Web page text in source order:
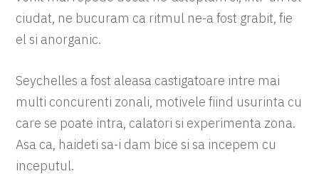
ciudat, ne bucuram ca ritmul ne-a fost grabit, fie
el si anorganic.
Seychelles a fost aleasa castigatoare intre mai
multi concurenti zonali, motivele fiind usurinta cu
care se poate intra, calatori si experimenta zona.
Asa ca, haideti sa-i dam bice si sa incepem cu
inceputul.